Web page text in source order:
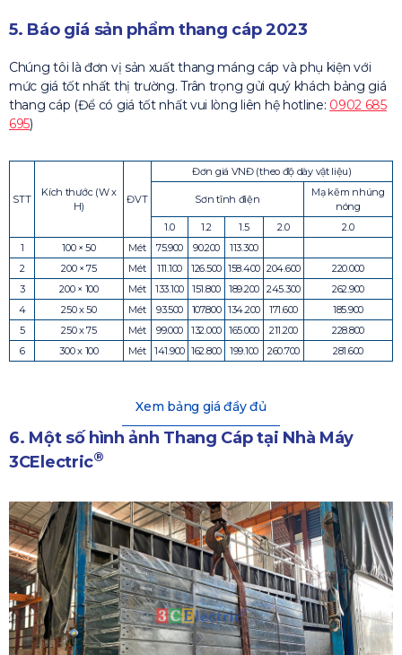
5. Báo giá sản phẩm thang cáp 2023
Chúng tôi là đơn vị sản xuất thang máng cáp và phụ kiện với
mức giá tốt nhất thị trường. Trân trọng gửi quý khách bảng giá
thang cáp (Để có giá tốt nhất vui lòng liên hệ hotline: 0902 685
695)
STT
Kích thước (W x
H)
ĐVT
Đơn giá VNĐ (theo độ dày vật liệu)
Sơn tĩnh điện
Mạ kẽm nhúng
nóng
1.0
1.2 1.5 2.0
2.0
1
100 × 50 Mét 75.900 90.200
113.300
2
200 × 75 Mét 111.100 126.500 158.400 204.600
220.000
3
200 × 100 Mét 133.100 151.800 189.200 245.300
262.900
4
250 x 50 Mét 93.500 107.800 134.200 171.600
185.900
5
250 x 75 Mét 99.000 132.000 165.000 211.200
228.800
6
300 x 100 Mét 141.900 162.800 199.100 260.700 281.600
Xem bảng giá đầy đủ
6. Một số hình ảnh Thang Cáp tại Nhà Máy
3CElectric®